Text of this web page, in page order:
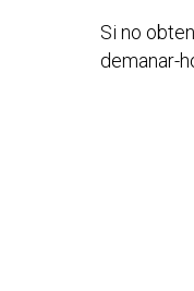
Si no
demanar-